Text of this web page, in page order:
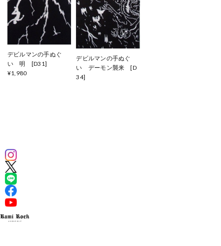
デビルマンの手ぬぐ
い 明 [D31]
¥1,980
デビルマンの手ぬぐ
い デーモン襲来 [D
34]